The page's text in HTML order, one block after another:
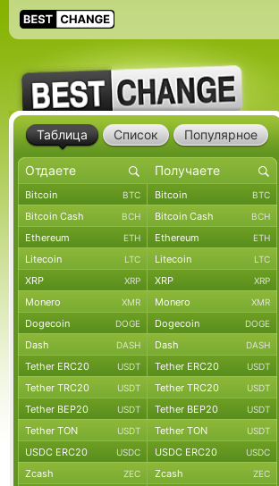
Таблица Список Популярное
Bitcoin BTC Bitcoin BTC
Bitcoin Cash BCH Bitcoin Cash BCH
Ethereum ETH Ethereum ETH
Litecoin LTC Litecoin LTC
XRP XRP XRP XRP
Monero XMR Monero XMR
Dogecoin DOGE Dogecoin DOGE
Dash DASH Dash DASH
Tether ERC20 USDT Tether ERC20 USDT
Tether TRC20 USDT Tether TRC20 USDT
Tether BEP20 USDT Tether BEP20 USDT
Tether TON USDT Tether TON USDT
USDC ERC20 USDC USDC ERC20 USDC
Zcash ZEC Zcash ZEC